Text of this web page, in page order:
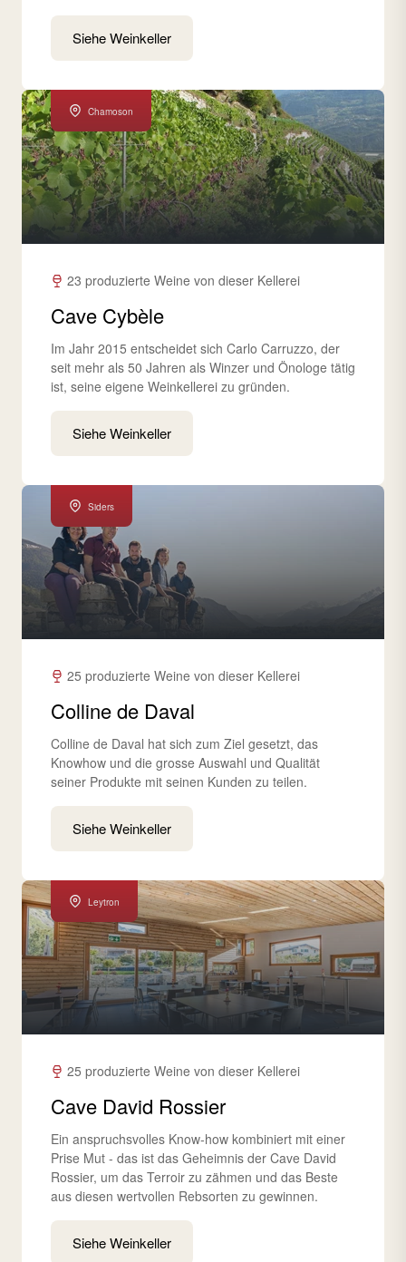
Siehe Weinkeller
Chamoson
23 produzierte Weine von dieser Kellerei
Cave Cybèle
Im Jahr 2015 entscheidet sich Carlo Carruzzo, der
seit mehr als 50 Jahren als Winzer und Önologe tätig
ist, seine eigene Weinkellerei zu gründen.
Siehe Weinkeller
Siders
25 produzierte Weine von dieser Kellerei
Colline de Daval
Colline de Daval hat sich zum Ziel gesetzt, das
Knowhow und die grosse Auswahl und Qualität
seiner Produkte mit seinen Kunden zu teilen.
Siehe Weinkeller
Leytron
25 produzierte Weine von dieser Kellerei
Cave David Rossier
Ein anspruchsvolles Know-how kombiniert mit einer
Prise Mut - das ist das Geheimnis der Cave David
Rossier, um das Terroir zu zähmen und das Beste
aus diesen wertvollen Rebsorten zu gewinnen.
Siehe Weinkeller